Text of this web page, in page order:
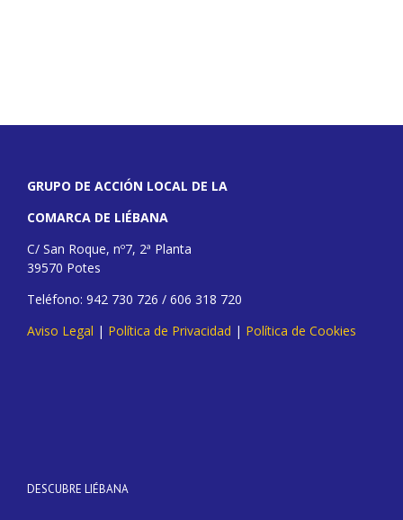
GRUPO DE ACCIÓN LOCAL DE LA
COMARCA DE LIÉBANA
C/ San Roque, nº7, 2ª Planta
39570 Potes
Teléfono: 942 730 726 / 606 318 720
Aviso Legal | Política de Privacidad | Política de Cookies
DESCUBRE LIÉBANA